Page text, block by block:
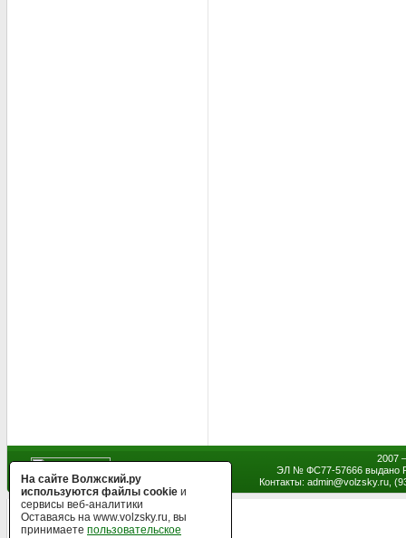
2007
ЭЛ № ФС77-57666 выдано
Контакты: admin@volzsky.ru,
На сайте Волжский.ру
используются файлы cookie и
сервисы веб-аналитики
Оставаясь на www.volzsky.ru, вы
принимаете пользовательское